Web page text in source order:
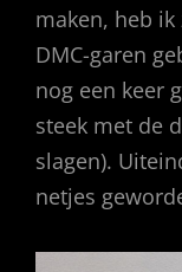
maken, heb
DMC-garen
nog een keer
steek met de
slagen).
netjes